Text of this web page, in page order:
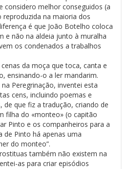
considero melhor conseguidos (a
na maioria dos
é que João Botelho coloca
e não na aldeia junto à muralha
os condenados a trabalhos
da moça que toca, canta e
ensinando-o a ler mandarim.
Peregrinação, inventei esta
cens, incluindo poemas e
de que fiz a tradução, criando de
filha do «monteo» (o capitão
Pinto e os companheiros para a
de Pinto há apenas uma
do monteo”.
também não existem na
as para criar episódios